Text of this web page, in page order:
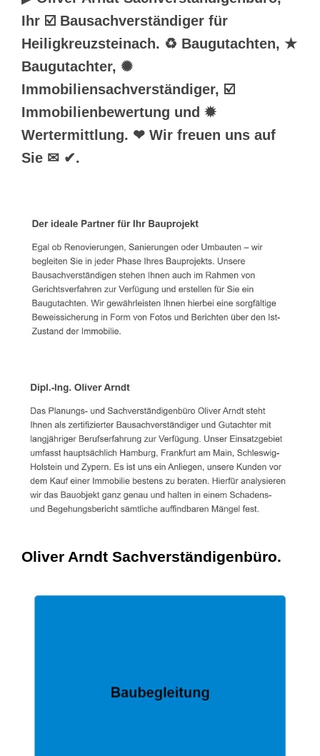
Ihr ☑️ Bausachverständiger für
Heiligkreuzsteinach. ♻ Baugutachten, ★
Baugutachter, ✺
Immobiliensachverständiger, ☑️
Immobilienbewertung und ✹
Wertermittlung. ❤ Wir freuen uns auf
Sie ✉ ✔.
Oliver Arndt Sachverständigenbüro.